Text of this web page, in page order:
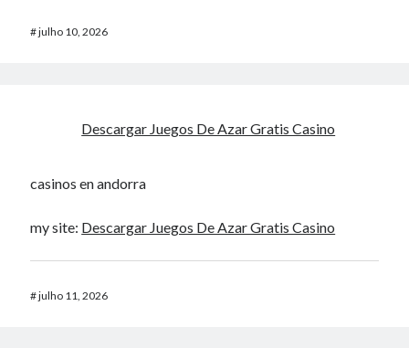
#julho 10, 2026
Descargar Juegos De Azar Gratis Casino
casinos en andorra
my site: Descargar Juegos De Azar Gratis Casino
#julho 11, 2026